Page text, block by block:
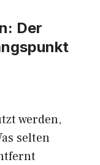
Der
werden,
selten